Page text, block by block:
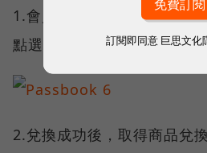
1.會員可透過APP進行消費
點選「我要兌換」
2.兌換成功後，取得商品兌
訂閱即同意 巨思文化